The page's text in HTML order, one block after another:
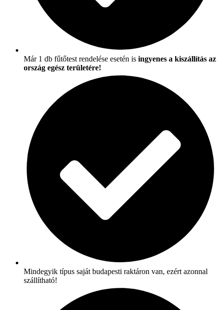
Már 1 db fűtőtest rendelése esetén is ingyenes a kiszállítás az
ország egész területére!
Mindegyik típus saját budapesti raktáron van, ezért azonnal
szállítható!